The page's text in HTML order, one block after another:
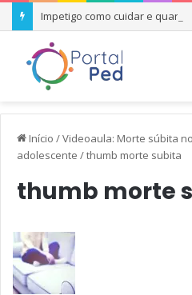
Impetigo como cuidar e
Início /Videoaula: Morte súbita
adolescente /thumb morte subita
thumb morte